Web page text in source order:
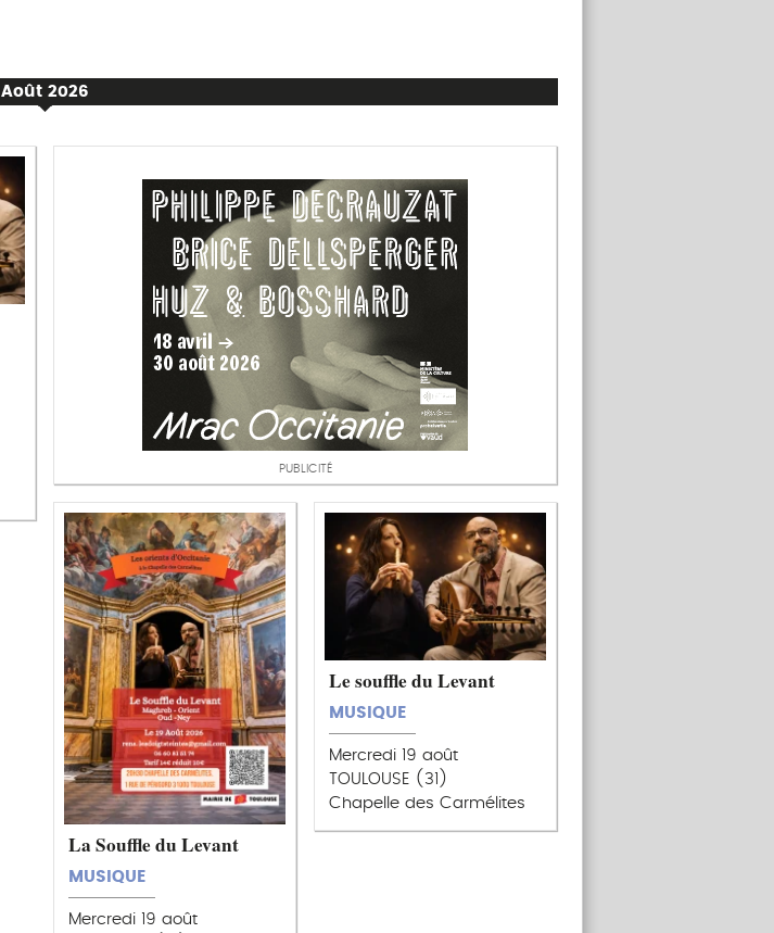
Août 2026
PUBLICITÉ
La Souffle du Levant
MUSIQUE
Mercredi 19 août
Le souffle du Levant
MUSIQUE
Mercredi 19 août
TOULOUSE (31)
Chapelle des Carmélites